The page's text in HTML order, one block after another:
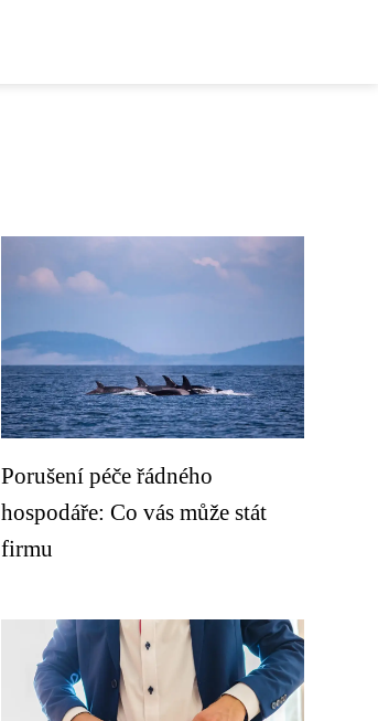
Porušení péče řádného
hospodáře: Co vás může stát
firmu